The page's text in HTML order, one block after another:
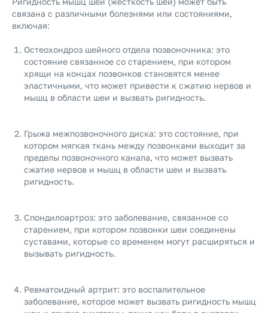
связана с различными болезнями или состояниями,
включая:
Остеохондроз шейного отдела позвоночника: это
состояние связанное со старением, при котором
хрящи на концах позвонков становятся менее
эластичными, что может привести к сжатию нервов и
мышц в области шеи и вызвать ригидность.
Грыжа межпозвоночного диска: это состояние, при
котором мягкая ткань между позвонками выходит за
пределы позвоночного канала, что может вызвать
сжатие нервов и мышц в области шеи и вызвать
ригидность.
Спондилоартроз: это заболевание, связанное со
старением, при котором позвонки шеи соединены
суставами, которые со временем могут расширяться и
вызывать ригидность.
Ревматоидный артрит: это воспалительное
заболевание, которое может вызвать ригидность мышц